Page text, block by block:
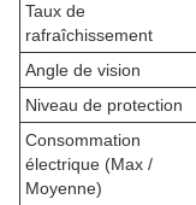
Taux de
rafraîchissement
Angle de vision
Niveau de protection
Consommation
électrique (Max /
Moyenne)